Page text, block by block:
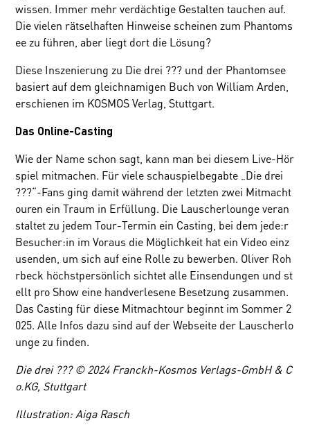
wissen. Immer mehr verdächtige Gestalten tauchen auf.
Die vielen rätselhaften Hinweise scheinen zum Phantoms
ee zu führen, aber liegt dort die Lösung?
Diese Inszenierung zu Die drei ??? und der Phantomsee
basiert auf dem gleichnamigen Buch von William Arden,
erschienen im KOSMOS Verlag, Stuttgart.
Das Online-Casting
Wie der Name schon sagt, kann man bei diesem Live-Hör
spiel mitmachen. Für viele schauspielbegabte „Die drei
???“-Fans ging damit während der letzten zwei Mitmacht
ouren ein Traum in Erfüllung. Die Lauscherlounge veran
staltet zu jedem Tour-Termin ein Casting, bei dem jede:r
Besucher:in im Voraus die Möglichkeit hat ein Video einz
usenden, um sich auf eine Rolle zu bewerben. Oliver Roh
rbeck höchstpersönlich sichtet alle Einsendungen und st
ellt pro Show eine handverlesene Besetzung zusammen.
Das Casting für diese Mitmachtour beginnt im Sommer 2
025. Alle Infos dazu sind auf der Webseite der Lauscherlo
unge zu finden.
Die drei ??? © 2024 Franckh-Kosmos Verlags-GmbH & C
o.KG, Stuttgart
Illustration: Aiga Rasch